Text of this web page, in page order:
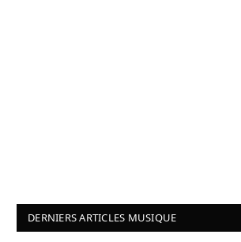
DERNIERS ARTICLES MUSIQUE